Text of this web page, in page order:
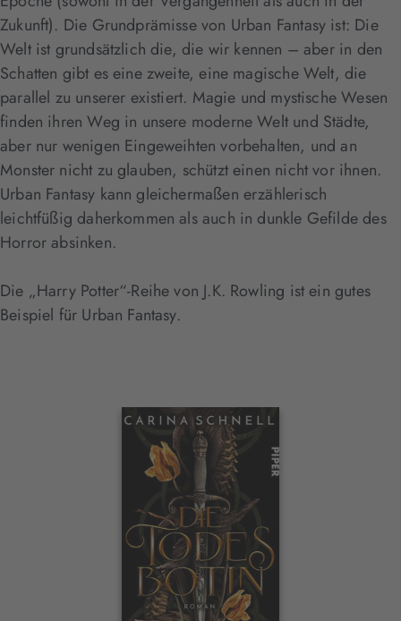
Zukunft). Die Grundprämisse von Urban Fantasy ist: Die
Welt ist grundsätzlich die, die wir kennen – aber in den
Schatten gibt es eine zweite, eine magische Welt, die
parallel zu unserer existiert. Magie und mystische Wesen
finden ihren Weg in unsere moderne Welt und Städte,
aber nur wenigen Eingeweihten vorbehalten, und an
Monster nicht zu glauben, schützt einen nicht vor ihnen.
Urban Fantasy kann gleichermaßen erzählerisch
leichtfüßig daherkommen als auch in dunkle Gefilde des
Horror absinken.
Die „Harry Potter“-Reihe von J.K. Rowling ist ein gutes
Beispiel für Urban Fantasy.
Interaktives